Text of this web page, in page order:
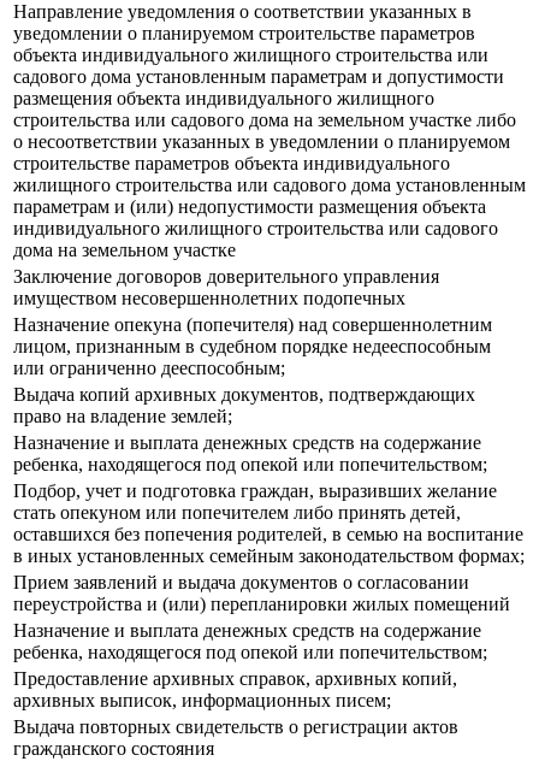
Направление уведомления о соответствии указанных в
уведомлении о планируемом строительстве параметров
объекта индивидуального жилищного строительства или
садового дома установленным параметрам и допустимости
размещения объекта индивидуального жилищного
строительства или садового дома на земельном участке либо
о несоответствии указанных в уведомлении о планируемом
строительстве параметров объекта индивидуального
жилищного строительства или садового дома установленным
параметрам и (или) недопустимости размещения объекта
индивидуального жилищного строительства или садового
дома на земельном участке
Заключение договоров доверительного управления
имуществом несовершеннолетних подопечных
Назначение опекуна (попечителя) над совершеннолетним
лицом, признанным в судебном порядке недееспособным
или ограниченно дееспособным;
Выдача копий архивных документов, подтверждающих
право на владение землей;
Назначение и выплата денежных средств на содержание
ребенка, находящегося под опекой или попечительством;
Подбор, учет и подготовка граждан, выразивших желание
стать опекуном или попечителем либо принять детей,
оставшихся без попечения родителей, в семью на воспитание
в иных установленных семейным законодательством формах;
Прием заявлений и выдача документов о согласовании
переустройства и (или) перепланировки жилых помещений
Назначение и выплата денежных средств на содержание
ребенка, находящегося под опекой или попечительством;
Предоставление архивных справок, архивных копий,
архивных выписок, информационных писем;
Выдача повторных свидетельств о регистрации актов
гражданского состояния